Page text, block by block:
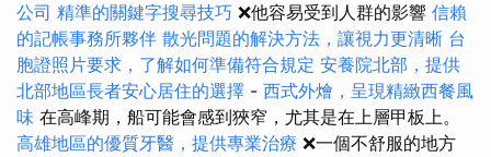
公司 精準的關鍵字搜尋技巧 ❌他容易受到人群的影響 信賴
的記帳事務所夥伴 散光問題的解決方法，讓視力更清晰 台
胞證照片要求，了解如何準備符合規定 安養院北部，提供
北部地區長者安心居住的選擇 - 西式外燴，呈現精緻西餐風
味 在高峰期，船可能會感到狹窄，尤其是在上層甲板上。
高雄地區的優質牙醫，提供專業治療 ❌一個不舒服的地方